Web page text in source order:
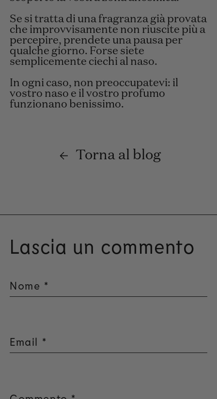
Se si tratta di una fragranza già provata
che improvvisamente non riuscite più a
percepire, prendete una pausa per
qualche giorno. Forse siete
semplicemente ciechi al naso.
In ogni caso, non preoccupatevi: il
vostro naso e il vostro profumo
funzionano benissimo.
Torna al blog
Lascia un commento
Nome *
Email *